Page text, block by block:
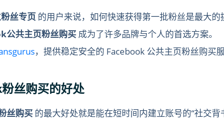
丝专页 的用户来说，如何快速获得第一批粉丝是最大
公共主页粉丝购买 成为了许多品牌与个人的首选方案。
，提供稳定安全的 Facebook 公共主页粉丝购买
丝购买的好处
丝购买 的最大好处就是能在短时间内建立账号的“社交背